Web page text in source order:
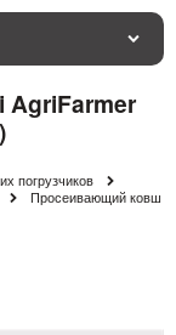
погрузчиков
Просеивающий ковш